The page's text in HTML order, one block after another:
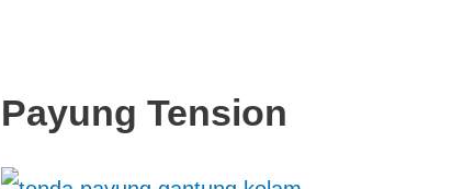
Payung Tension